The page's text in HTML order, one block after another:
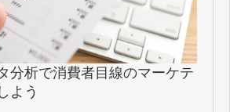
資料ダウンロード一覧
会社概要
分析で消費者目線のマーケテ
よう